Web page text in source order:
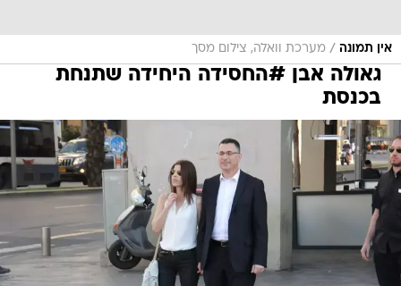
אין תמונה / מערכת וואלה, צילום מסך
גאולה אבן #החסידה היחידה שתנחת
בכנסת